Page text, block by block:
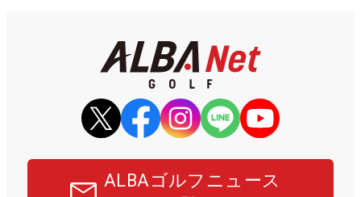
ALBAゴルフニュース